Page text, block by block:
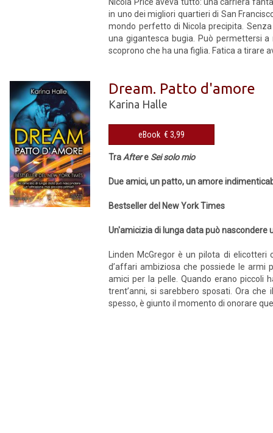
in uno dei migliori quartieri di San
mondo perfetto di Nicola precipita.
una gigantesca bugia. Può permettersi
scoprono che ha una figlia. Fatica a tirare
Dream. Patto d'amore
Karina Halle
eBook € 3,99
Tra Aftere Sei solo mio
Due amici, un patto, un amore
Bestseller del New York Times
Un'amicizia di lunga data può
Linden McGregor è un pilota di
d’affari ambiziosa che possiede le armi
amici per la pelle. Quando erano piccoli
trent’anni, si sarebbero sposati. Ora
spesso, è giunto il momento di onorare